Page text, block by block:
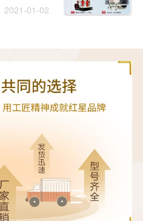
2021-01-02